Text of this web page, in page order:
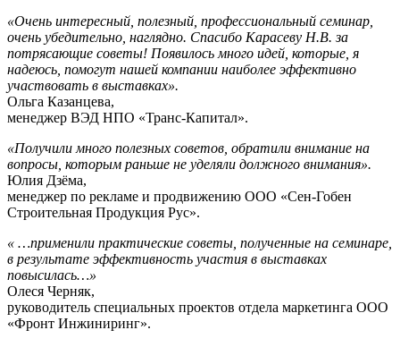
«Очень интересный, полезный, профессиональный семинар,
очень убедительно, наглядно. Спасибо Карасеву Н.В. за
потрясающие советы! Появилось много идей, которые, я
надеюсь, помогут нашей компании наиболее эффективно
участвовать в выставках».
Ольга Казанцева,
менеджер ВЭД НПО «Транс-Капитал».
«Получили много полезных советов, обратили внимание на
вопросы, которым раньше не уделяли должного внимания».
Юлия Дзёма,
менеджер по рекламе и продвижению ООО «Сен-Гобен
Строительная Продукция Рус».
« …применили практические советы, полученные на семинаре,
в результате эффективность участия в выставках
повысилась…»
Олеся Черняк,
руководитель специальных проектов отдела маркетинга ООО
«Фронт Инжиниринг».